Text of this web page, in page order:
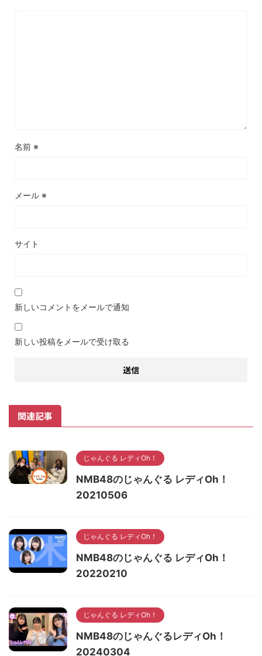
名前 ※
メール ※
サイト
新しいコメントをメールで通知
新しい投稿をメールで受け取る
関連記事
じゃんぐる レディOh！
NMB48のじゃんぐる レディOh！
20210506
じゃんぐる レディOh！
NMB48のじゃんぐる レディOh！
20220210
じゃんぐる レディOh！
NMB48のじゃんぐるレディOh！
20240304